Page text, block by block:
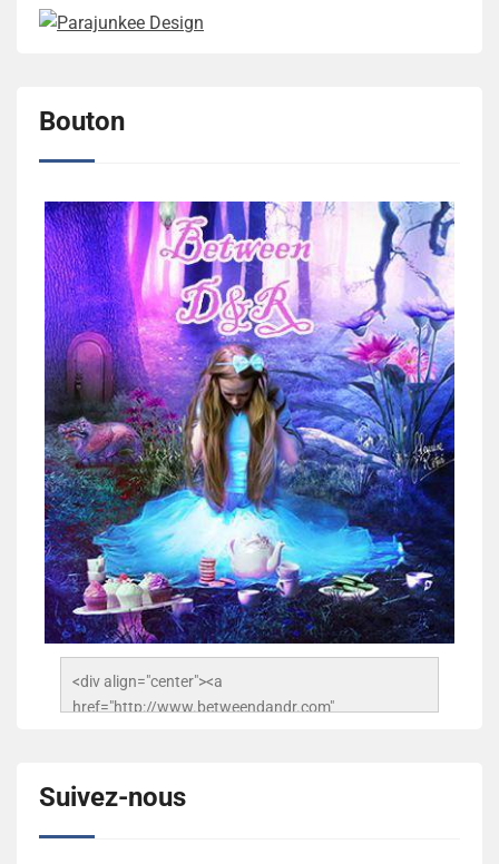
Bouton
<div align="center"><a
href="http://www.betweendandr.com"
503716673157532-2788222864243652657-n.jpg"
alt="Between D&R" style="border:none;" /></a>
</div>
Suivez-nous